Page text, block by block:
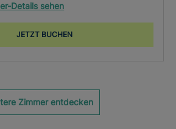
Details sehen
JETZT BUCHEN
Zimmer entdecken